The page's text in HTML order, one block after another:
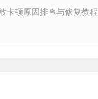
卡顿原因排查与修复教程